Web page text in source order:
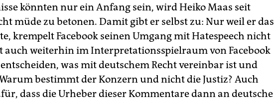
könnten nur ein Anfang sein, wird Heiko Maas seit
müde zu betonen. Damit gibt er selbst zu: Nur weil er das
krempelt Facebook seinen Umgang mit Hatespeech nicht
auch weiterhin im Interpretationsspielraum von Facebook
was mit deutschem Recht vereinbar ist und
bestimmt der Konzern und nicht die Justiz? Auch
dass die Urheber dieser Kommentare dann an deutsche